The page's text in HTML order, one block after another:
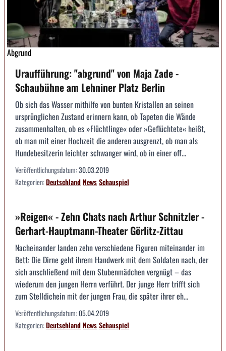
Abgrund
Uraufführung: "abgrund" von Maja Zade -
Schaubühne am Lehniner Platz Berlin
Ob sich das Wasser mithilfe von bunten Kristallen an seinen
ursprünglichen Zustand erinnern kann, ob Tapeten die Wände
zusammenhalten, ob es »Flüchtlinge« oder »Geflüchtete« heißt,
ob man mit einer Hochzeit die anderen ausgrenzt, ob man als
Hundebesitzerin leichter schwanger wird, ob in einer off...
Veröffentlichungsdatum:30.03.2019
Kategorien:DeutschlandNewsSchauspiel
»Reigen« - Zehn Chats nach Arthur Schnitzler -
Gerhart-Hauptmann-Theater Görlitz-Zittau
Nacheinander landen zehn verschiedene Figuren miteinander im
Bett: Die Dirne geht ihrem Handwerk mit dem Soldaten nach, der
sich anschließend mit dem Stubenmädchen vergnügt – das
wiederum den jungen Herrn verführt. Der junge Herr trifft sich
zum Stelldichein mit der jungen Frau, die später ihrer eh...
Veröffentlichungsdatum:05.04.2019
Kategorien:DeutschlandNewsSchauspiel